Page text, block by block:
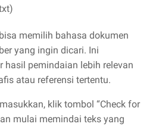
memilih bahasa dokumen
yang ingin dicari. Ini
hasil pemindaian lebih relevan
atau referensi tertentu.
klik tombol “Check for
mulai memindai teks yang